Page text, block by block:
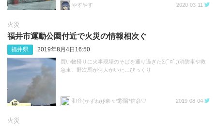
やすやす 2020-03-11
火災
福井市運動公園付近で火災の情報相次ぐ
福井県 2019年8月4日16:50
買い物帰りに火事現場のそばを通り過ぎたΣ(ﾟﾛﾟ;)消防車や救
急車、野次馬が何人かいた…びっくり
和音(かずね)∳奈々*彩陽*信彦♡ 2019-08-04
火災